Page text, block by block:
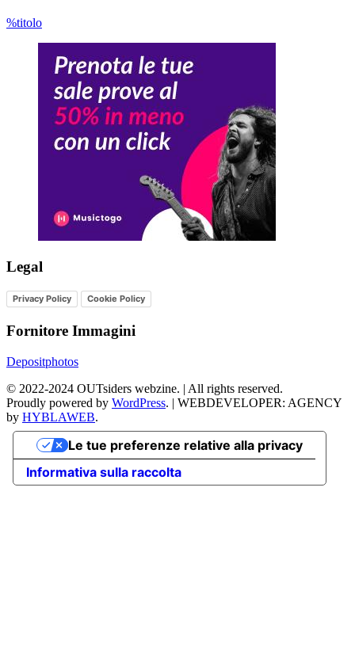
%titolo
Legal
Privacy Policy Cookie Policy
Fornitore Immagini
Depositphotos
© 2022-2024 OUTsiders webzine. | All rights reserved.
Proudly powered by WordPress. | WEBDEVELOPER: AGENCY
by HYBLAWEB.
Informativa sulla raccolta
Le tue preferenze relative alla privacy